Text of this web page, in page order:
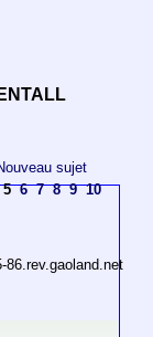
sujet
5 6 7 8 9 10
86.rev.gaoland.net